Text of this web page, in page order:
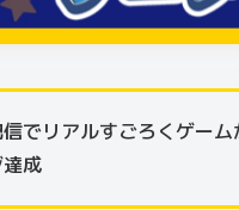
でリアルすごろくゲー
成